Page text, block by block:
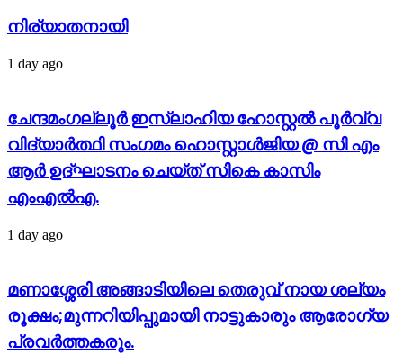
നിര്യാതനായി
1 day ago
ചേന്ദമംഗല്ലൂർ ഇസ്‌ലാഹിയ ഹോസ്റ്റൽ പൂർവ്വ
വിദ്യാർത്ഥി സംഗമം ഹൊസ്റ്റാൾജിയ @ സി എം
ആർ ഉദ്ഘാടനം ചെയ്ത് സികെ കാസിം
എംഎൽഎ.
1 day ago
മണാശ്ശേരി അങ്ങാടിയിലെ തെരുവ് നായ ശല്യം
രൂക്ഷം;മുന്നറിയിപ്പുമായി നാട്ടുകാരും ആരോഗ്യ
പ്രവർത്തകരും.